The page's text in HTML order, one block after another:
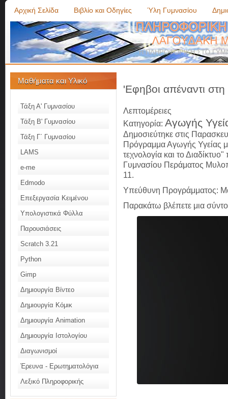
Αρχική Σελίδα Βιβλίο και Οδηγίες Ύλη Γυμνασίου
Η ΠΛΗΡΟΦΟΡΙΚΗ ΣΤΟ
Μαθήματα και Υλικό
Τάξη Α' Γυμνασίου
Τάξη Β' Γυμνασίου
Τάξη Γ΄ Γυμνασίου
LAMS
e-me
Edmodo
Επεξεργασία Κειμένου
Υπολογιστικά Φύλλα
Παρουσιάσεις
Scratch 3.21
Python
Gimp
Δημιουργία Βίντεο
Δημιουργία Κόμικ
Δημιουργία Animation
Δημιουργία Ιστολογίου
Διαγωνισμοί
Έρευνα - Ερωτηματολόγια
Λεξικό Πληροφορικής
'Eφηβοι απέναντι στη
Λεπτομέρειες
Κατηγορία: Αγωγής
Δημοσιεύτηκε στις
Πρόγραμμα Αγωγής Υγείας
τεχνολογία και το
Γυμνασίου Περάματος
11.
Υπεύθυνη Προγράμματος:
Παρακάτω βλέπετε μια